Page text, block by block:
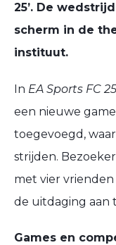
25’. De
scherm in de
instituut.
In EA Sports FC 25
een nieuwe
toegevoegd,
strijden.
met vier
de uitdaging aan
Games en